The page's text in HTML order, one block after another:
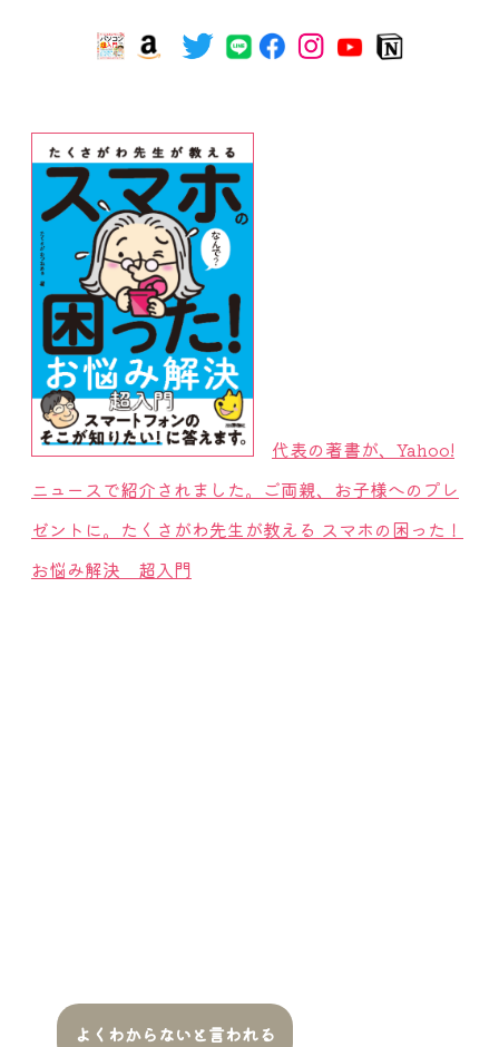
代表の著書が、Yahoo!
ニュースで紹介されました。ご両親、お子様へのプレ
ゼントに。たくさがわ先生が教える スマホの困った！
お悩み解決 超入門
よくわからないと言われる